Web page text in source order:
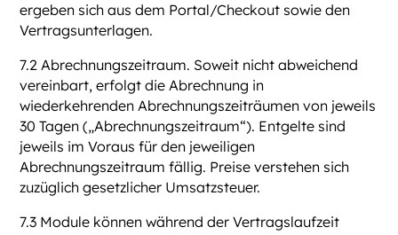
ergeben sich aus dem Portal/Checkout sowie den
Vertragsunterlagen.
7.2 Abrechnungszeitraum. Soweit nicht abweichend
vereinbart, erfolgt die Abrechnung in
wiederkehrenden Abrechnungszeiträumen von jeweils
30 Tagen („Abrechnungszeitraum“). Entgelte sind
jeweils im Voraus für den jeweiligen
Abrechnungszeitraum fällig. Preise verstehen sich
zuzüglich gesetzlicher Umsatzsteuer.
7.3 Module können während der Vertragslaufzeit